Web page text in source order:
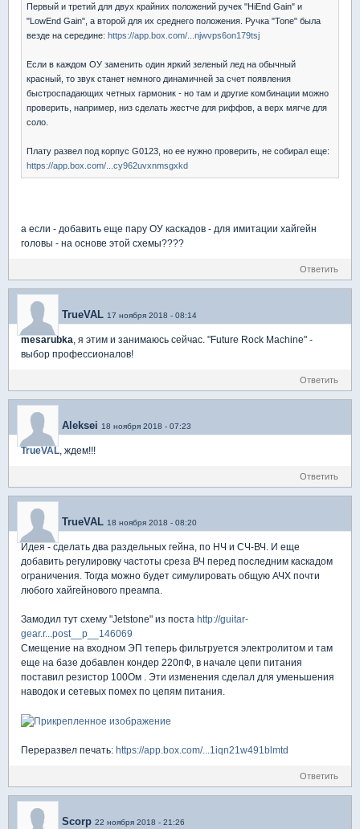
Первый и третий для двух крайних положений ручек "HiEnd Gain" и
"LowEnd Gain", а второй для их среднего положения. Ручка "Tone" была
везде на середине: https://app.box.com/...njwvps6on179tsj
Если в каждом ОУ заменить один яркий зеленый лед на обычный
красный, то звук станет немного динамичней за счет появления
быстроспадающих четных гармоник - но там и другие комбинации можно
проверить, например, низ сделать жестче для риффов, а верх мягче для
соло.
Плату развел под корпус G0123, но ее нужно проверить, не собирал еще:
https://app.box.com/...cy962uvxnmsgxkd
а если - добавить еще пару ОУ каскадов - для имитации хайгейн
головы - на основе этой схемы????
Ответить
TrueVAL 17 ноября 2018 - 08:14
mesarubka, я этим и занимаюсь сейчас. "Future Rock Machine" -
выбор профессионалов!
Ответить
Aleksei 18 ноября 2018 - 07:23
TrueVAL, ждем!!!
Ответить
TrueVAL 18 ноября 2018 - 08:20
Идея - сделать два раздельных гейна, по НЧ и СЧ-ВЧ. И еще
добавить регулировку частоты среза ВЧ перед последним каскадом
ограничения. Тогда можно будет симулировать общую АЧХ почти
любого хайгейнового преампа.
Замодил тут схему "Jetstone" из поста http://guitar-
gear.r...post__p__146069
Смещение на входном ЭП теперь фильтруется электролитом и там
еще на базе добавлен кондер 220пФ, в начале цепи питания
поставил резистор 100Ом . Эти изменения сделал для уменьшения
наводок и сетевых помех по цепям питания.
Переразвел печать: https://app.box.com/...1iqn21w491blmtd
Ответить
Scorp 22 ноября 2018 - 21:26